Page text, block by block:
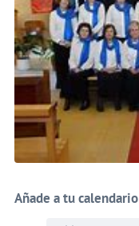
Añade a tu calendario